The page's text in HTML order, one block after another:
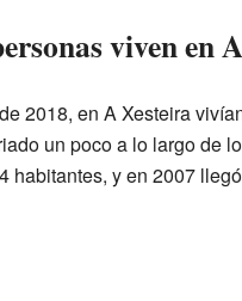
viven en
2018, en A Xesteira
un poco a lo largo de
habitantes, y en 2007